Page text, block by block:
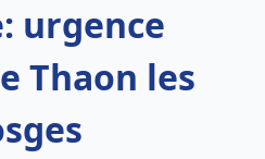
urgence
Thaon les